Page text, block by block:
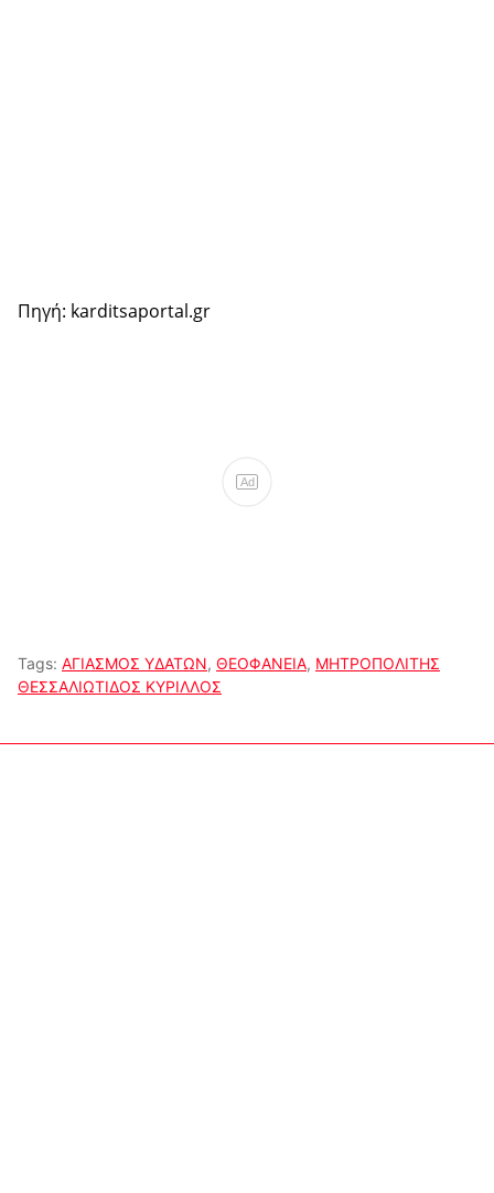
Πηγή: karditsaportal.gr
Ad
Tags: ΑΓΙΑΣΜΟΣ ΥΔΑΤΩΝ, ΘΕΟΦΑΝΕΙΑ, ΜΗΤΡΟΠΟΛΙΤΗΣ
ΘΕΣΣΑΛΙΩΤΙΔΟΣ ΚΥΡΙΛΛΟΣ